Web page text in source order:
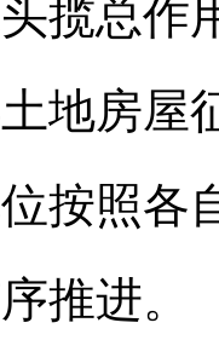
揽总作
地房屋
按照各
推进。